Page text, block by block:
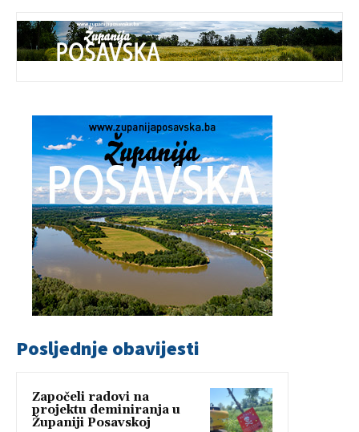
Posljednje obavijesti
Započeli radovi na
projektu deminiranja u
Županiji Posavskoj